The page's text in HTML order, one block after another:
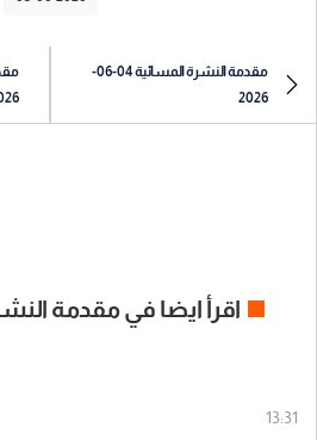
مقدمة النشرة المسائية 04-06-
2026
اقرأ ايضا في مقدمة
13:31